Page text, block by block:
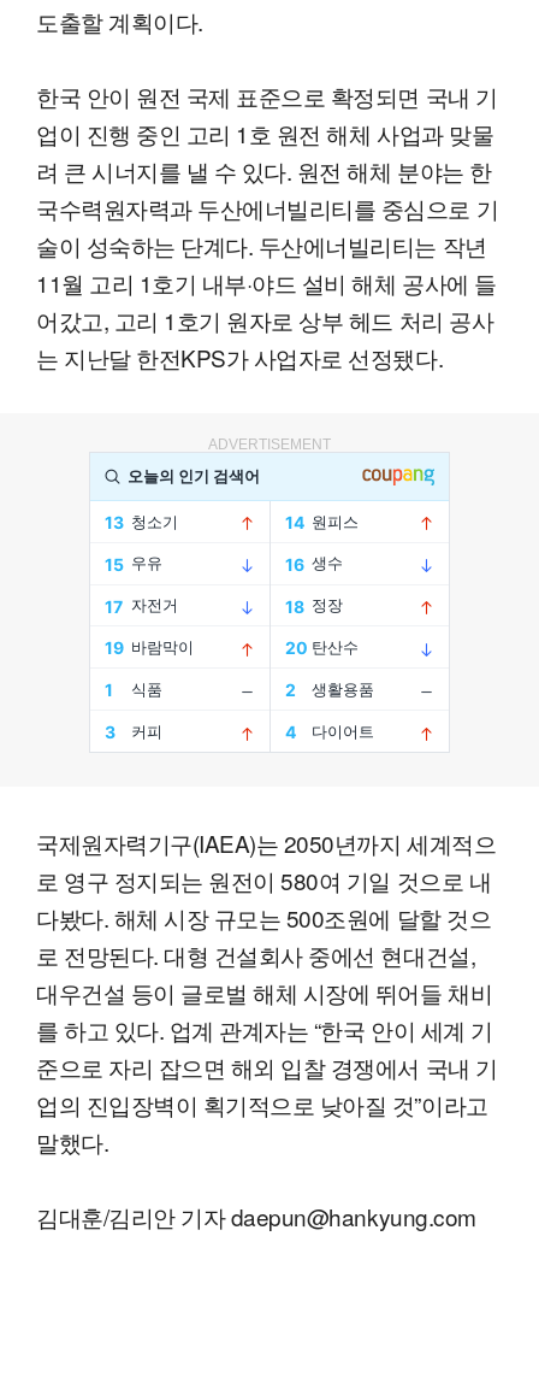
도출할 계획이다.
한국 안이 원전 국제 표준으로 확정되면 국내 기
업이 진행 중인 고리 1호 원전 해체 사업과 맞물
려 큰 시너지를 낼 수 있다. 원전 해체 분야는 한
국수력원자력과 두산에너빌리티를 중심으로 기
술이 성숙하는 단계다. 두산에너빌리티는 작년
11월 고리 1호기 내부·야드 설비 해체 공사에 들
어갔고, 고리 1호기 원자로 상부 헤드 처리 공사
는 지난달 한전KPS가 사업자로 선정됐다.
ADVERTISEMENT
국제원자력기구(IAEA)는 2050년까지 세계적으
로 영구 정지되는 원전이 580여 기일 것으로 내
다봤다. 해체 시장 규모는 500조원에 달할 것으
로 전망된다. 대형 건설회사 중에선 현대건설,
대우건설 등이 글로벌 해체 시장에 뛰어들 채비
를 하고 있다. 업계 관계자는 “한국 안이 세계 기
준으로 자리 잡으면 해외 입찰 경쟁에서 국내 기
업의 진입장벽이 획기적으로 낮아질 것”이라고
말했다.
김대훈/김리안 기자 daepun@hankyung.com